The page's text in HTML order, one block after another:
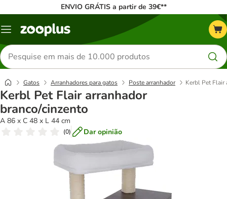
ENVIO GRÁTIS a partir de 39€**
Menu
Pesquisar
produtos
Gatos Arranhadores para gatos Poste arranhador Kerbl Pet Flair
Kerbl Pet Flair arranhador
branco/cinzento
A 86 x C 48 x L 44 cm
(0) Dar opinião